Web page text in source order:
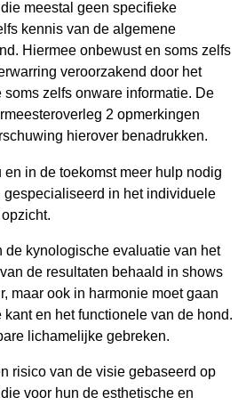
meestal geen specifieke
kennis van de algemene
Hiermee onbewust en soms zelfs
veroorzakend door het
zelfs onware informatie. De
2 opmerkingen
hierover benadrukken.
in de toekomst meer hulp nodig
in het individuele
kynologische evaluatie van het
de resultaten behaald in shows
maar ook in harmonie moet gaan
en het functionele van de hond.
lichamelijke gebreken.
risico van de visie gebaseerd op
voor hun de esthetische en